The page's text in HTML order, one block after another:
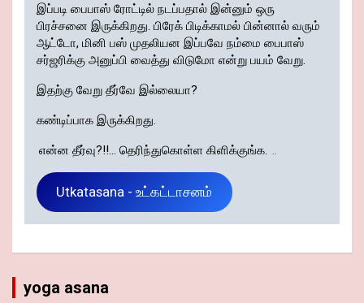
இப்படி பைபாஸ் ரோட்டில் நடப்பதால் இன்னும் ஒரு
பிரச்சனை இருக்கிறது. பிரேக் பிடிக்காமல் பின்னால் வரும்
ஆட்டோ, மினி பஸ் முதலியன இப்பவே நம்மை பைபாஸ்
சர்ஜரிக்கு அனுப்பி வைத்து விடுமோ என்று பயம் வேறு.
இதற்கு வேறு தீர்வே இல்லையா?
கண்டிப்பாக இருக்கிறது.
என்ன தீர்வு?!!... தெரிந்துகொள்ள கிளிக்குங்க. ..
Utkatasana - உட்கட்டாசனம்
yoga asana